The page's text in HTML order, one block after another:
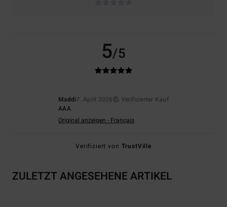
5/5
Maddi7. April 2026
Verifizierter Kauf
AAA
Original anzeigen - Français
Verifiziert von TrustVille
ZULETZT ANGESEHENE ARTIKEL